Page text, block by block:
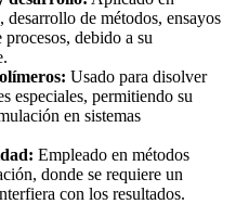
desarrollo de métodos, ensayos
debido a su
Usado para disolver
especiales, permitiendo su
en sistemas
Empleado en métodos
donde se requiere un
con los resultados.